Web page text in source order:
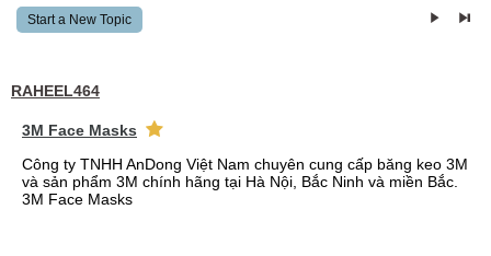
Start a New Topic
RAHEEL464
3M Face Masks
Công ty TNHH AnDong Việt Nam chuyên cung cấp băng keo 3M
và sản phẩm 3M chính hãng tại Hà Nội, Bắc Ninh và miền Bắc.
3M Face Masks